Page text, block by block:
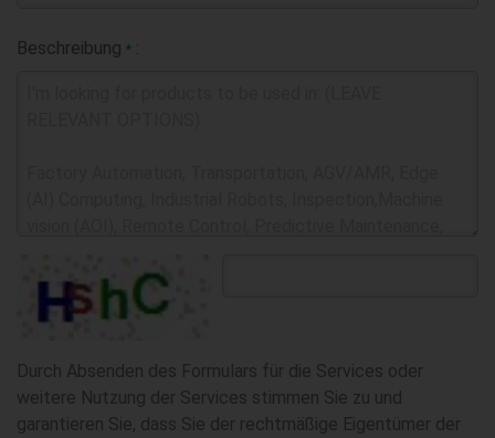
Beschreibung * :
Durch Absenden des Formulars für die Services oder
weitere Nutzung der Services stimmen Sie zu und
garantieren Sie, dass Sie der rechtmäßige Eigentümer der